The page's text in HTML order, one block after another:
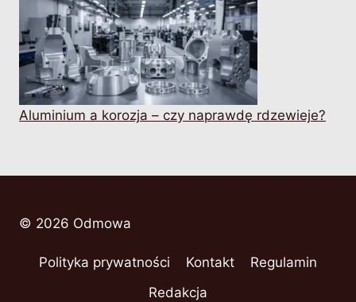
Aluminium a korozja – czy naprawdę rdzewieje?
© 2026 Odmowa
Polityka prywatności Kontakt
Regulamin
Redakcja